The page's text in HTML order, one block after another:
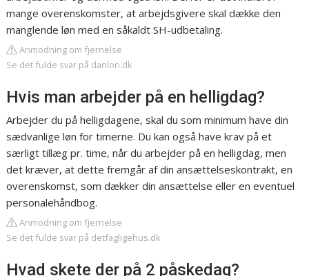
mange overenskomster, at arbejdsgivere skal dække den
manglende løn med en såkaldt SH-udbetaling.
Anmodning om fjernelse
Se det fulde svar på danlon.dk
Hvis man arbejder på en helligdag?
Arbejder du på helligdagene, skal du som minimum have din
sædvanlige løn for timerne. Du kan også have krav på et
særligt tillæg pr. time, når du arbejder på en helligdag, men
det kræver, at dette fremgår af din ansættelseskontrakt, en
overenskomst, som dækker din ansættelse eller en eventuel
personalehåndbog.
Anmodning om fjernelse
Se det fulde svar på detfagligehus.dk
Hvad skete der på 2 påskedag?